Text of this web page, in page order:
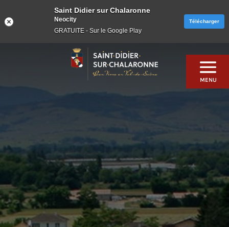
Saint Didier sur Chalaronne
Neocity
GRATUITE - Sur le Google Play
Télécharger